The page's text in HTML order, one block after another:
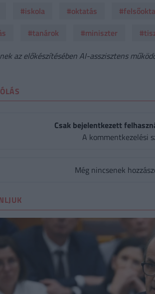
#iskola #oktatás
#tanárok #miniszter
az előkészítésében AI-asszisztens
Csak bejelentkezett
A kommentkezelési
Még nincsenek